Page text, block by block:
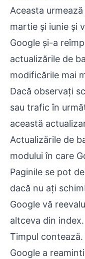
Aceasta
martie și iunie și
Google și-a
actualizările de
modificările mai
Dacă observați
sau trafic în
această
Actualizările de
modului în care
Paginile se pot
dacă nu ați
Google vă
altceva din index.
Timpul
Google a